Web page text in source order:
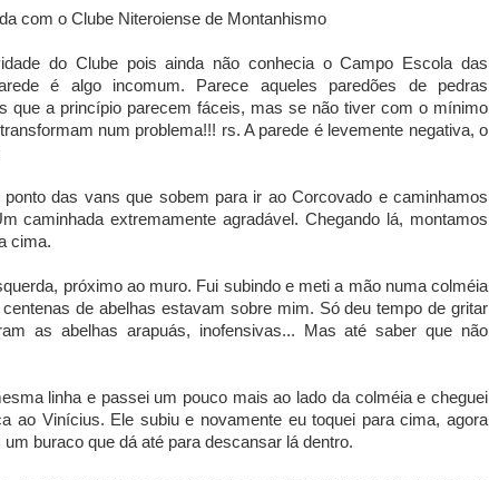
com o Clube Niteroiense de Montanhismo
do Clube pois ainda não conhecia o Campo Escola das
é algo incomum. Parece aqueles paredões de pedras
que a princípio parecem fáceis, mas se não tiver com o mínimo
num problema!!! rs. A parede é levemente negativa, o
das vans que sobem para ir ao Corcovado e caminhamos
caminhada extremamente agradável. Chegando lá, montamos
cima.
próximo ao muro. Fui subindo e meti a mão numa colméia
de abelhas estavam sobre mim. Só deu tempo de gritar
as abelhas arapuás, inofensivas... Mas até saber que não
linha e passei um pouco mais ao lado da colméia e cheguei
ao Vinícius. Ele subiu e novamente eu toquei para cima, agora
buraco que dá até para descansar lá dentro.